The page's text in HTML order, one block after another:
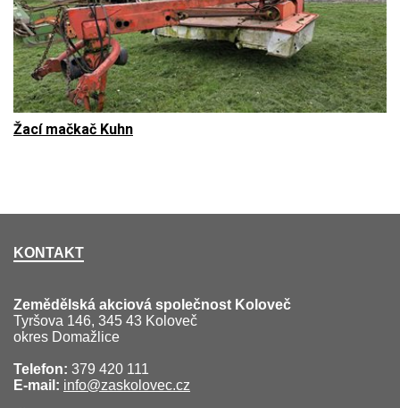
Žací mačkač Kuhn
KONTAKT
Zemědělská akciová společnost Koloveč
Tyršova 146, 345 43 Koloveč
okres Domažlice
Telefon: 379 420 111
E-mail: info@zaskolovec.cz